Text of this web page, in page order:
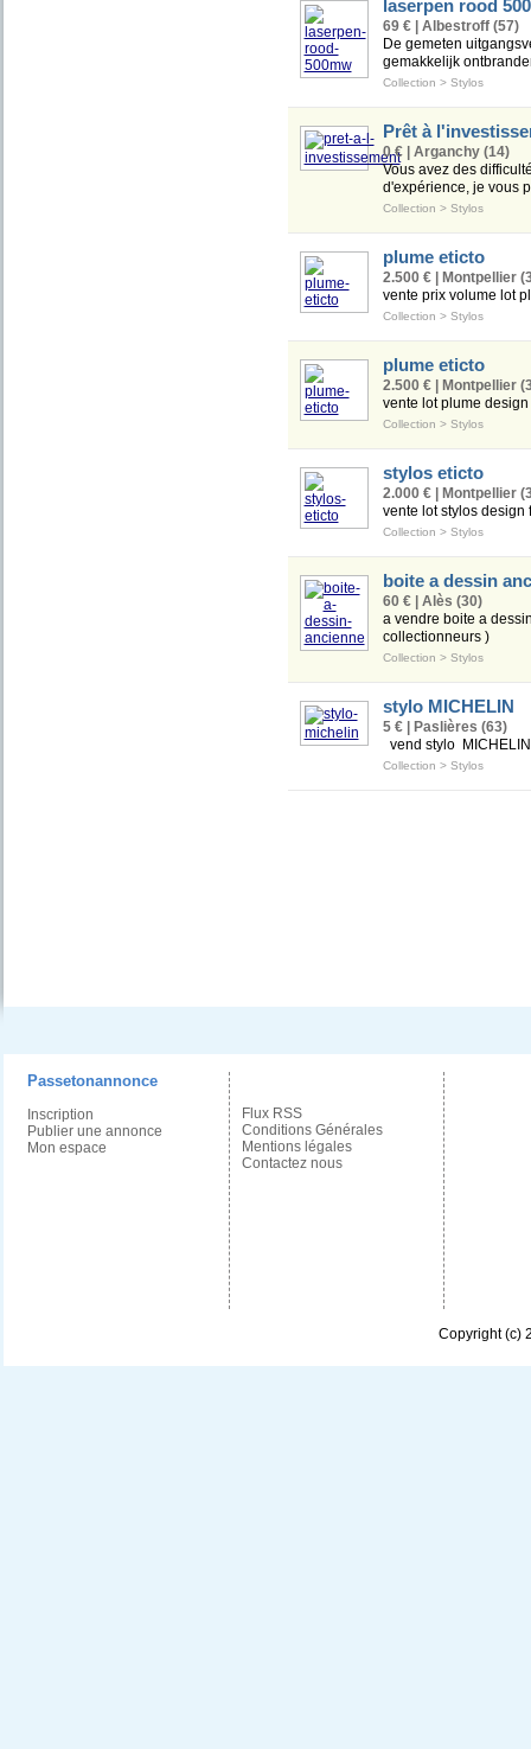
laserpen rood
69 € | Albestroff (57)
De gemeten
gemakkelijk
Collection > Stylos
Prêt à
0 € | Arganchy (14)
Vous avez des
d'expérience, je vous
Collection > Stylos
plume eticto
2.500 € | Montpellier
vente prix volume lot
Collection > Stylos
plume eticto
2.500 € | Montpellier
vente lot plume
Collection > Stylos
stylos eticto
2.000 € | Montpellier
vente lot stylos
Collection > Stylos
boite a dessin
60 € | Alès (30)
a vendre boite a
collectionneurs )
Collection > Stylos
stylo MICHELIN
5 € | Paslières (63)
vend stylo
Collection > Stylos
Passetonannonce
Inscription
Publier une annonce
Mon espace
Flux RSS
Conditions Générales
Mentions légales
Contactez nous
Copyright (c)